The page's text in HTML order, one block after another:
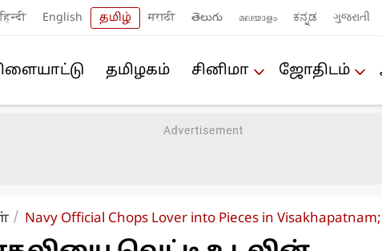
हिन्दी English தமிழ் मराठी తెలుగు മലയാളം ಕನ್ನಡ ગુજરાતી
த‌மிழக‌ம் சினிமா ஜோ‌திட‌ம்
Navy Official Chops Lover into Pieces in